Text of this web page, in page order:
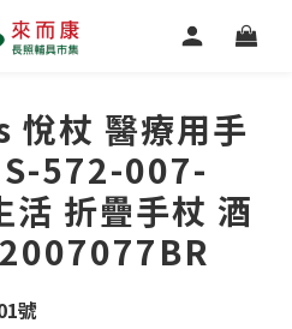
杖 醫療用手
572-007-
折疊手杖 酒
號